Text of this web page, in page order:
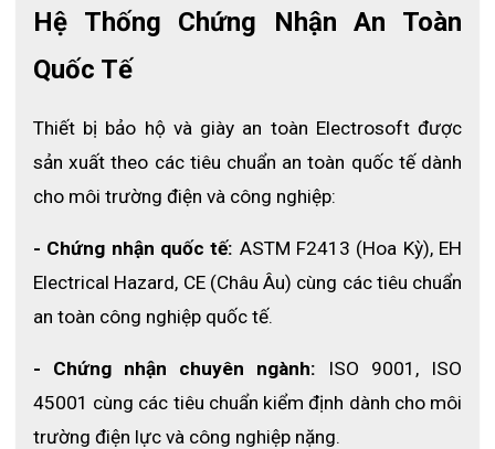
Găng tay được giữ trong kho nên được kiểm tra lại
trong khoảng thời gian không quá 12 tháng.
Không thu gọn hoặc gấp.
trời, tản nhiệt, ánh sáng nhân tạo).
Bảo quản trong khoảng từ 10 ° C đến 21 ° C.
Thận trọng : Không tiếp xúc với dung môi hoặc hóa
khi ẩm ướt.
Làm sạch : sử dụng nước và xà phòng. Làm khô
dưới 65 ° C với độ ẩm môi trường.
Hệ Thống Chứng Nhận An Toàn
Quốc Tế
Thiết bị bảo hộ và giày an toàn Electrosoft được
sản xuất theo các tiêu chuẩn an toàn quốc tế dành
cho môi trường điện và công nghiệp:
- Chứng nhận quốc tế: ASTM F2413 (Hoa Kỳ), EH
Electrical Hazard, CE (Châu Âu) cùng các tiêu chuẩn
an toàn công nghiệp quốc tế.
- Chứng nhận chuyên ngành: ISO 9001, ISO
45001 cùng các tiêu chuẩn kiểm định dành cho môi
trường điện lực và công nghiệp nặng.